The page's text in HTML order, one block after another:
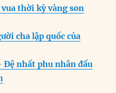
thời kỳ vàng son
cha lập quốc của
Đệ nhất phu nhân đấu